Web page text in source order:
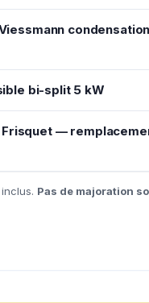
bi-split 5 kW
—
Pas de majoration